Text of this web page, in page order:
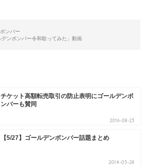
ンバー
ンボンバー令和歌ってみた」動画
チケット高額転売取引の防止表明にゴールデンボ
ンバーも賛同
2016-08-23
【5/27】ゴールデンボンバー話題まとめ
2014-05-28